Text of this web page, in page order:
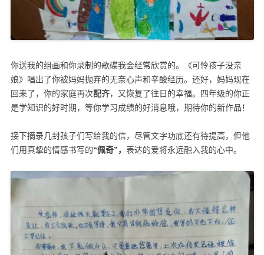
你送我的组画和你录制的歌碟我会经常欣赏的。《可怜孩子没亲
娘》唱出了你被妈妈抛弃的无奈心声和辛酸经历。还好，妈妈现在
回来了，你的家庭再次配齐，又恢复了往日的幸福。四年级的你正
是学知识的好时期，等你学习成绩的好消息哦，期待你的新作品！
接下摘录几封孩子们写给我的信，尽管文字功底还有待提高，但他
们用真挚的情感书写的“佩奇”， 表达的爱将永远融入我的心中。